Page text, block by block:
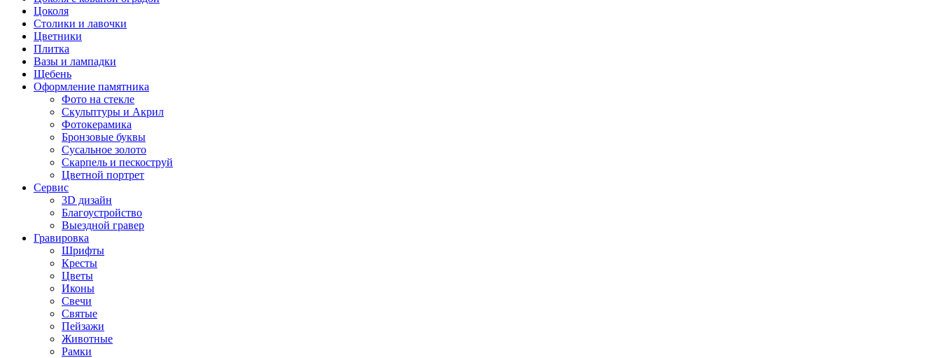
Цоколя
Столики и лавочки
Цветники
Плитка
Вазы и лампадки
Щебень
Оформление памятника
Фото на стекле
Скульптуры и Акрил
Фотокерамика
Бронзовые буквы
Сусальное золото
Скарпель и пескоструй
Цветной портрет
Сервис
3D дизайн
Благоустройство
Выездной гравер
Гравировка
Шрифты
Кресты
Цветы
Иконы
Свечи
Святые
Пейзажи
Животные
Рамки